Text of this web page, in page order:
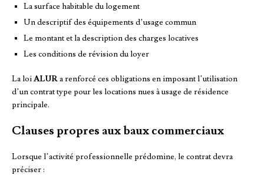
La surface habitable du logement
Un descriptif des équipements d’usage commun
Le montant et la description des charges locatives
Les conditions de révision du loyer
La loiALURa renforcé ces obligations en imposant l’utilisation
d’un contrat type pour les locations nues à usage de résidence
principale.
Clauses propres aux baux commerciaux
Lorsque l’activité professionnelle prédomine, le contrat devra
préciser :